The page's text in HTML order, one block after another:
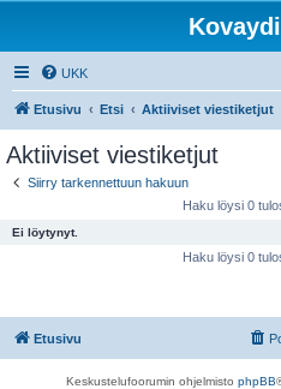
UKK
Etusivu Etsi Aktiiviset viestiketjut
Aktiiviset viestiketjut
Siirry tarkennettuun hakuun
Haku löysi 0
Ei löytynyt.
Haku löysi 0
Etusivu
Keskustelufoorumin ohjelmisto phpBB